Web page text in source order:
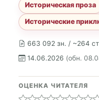
663 092 зн. / ~264
14.06.2026 (обн.
Историческая проза
Исторические
ОЦЕНКА ЧИТАТЕЛЯ